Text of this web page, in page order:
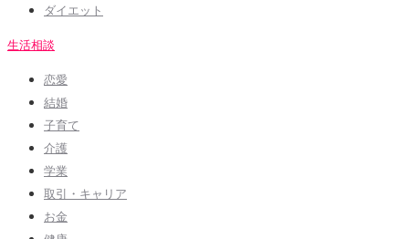
ダイエット
生活相談
恋愛
結婚
子育て
介護
学業
取引・キャリア
お金